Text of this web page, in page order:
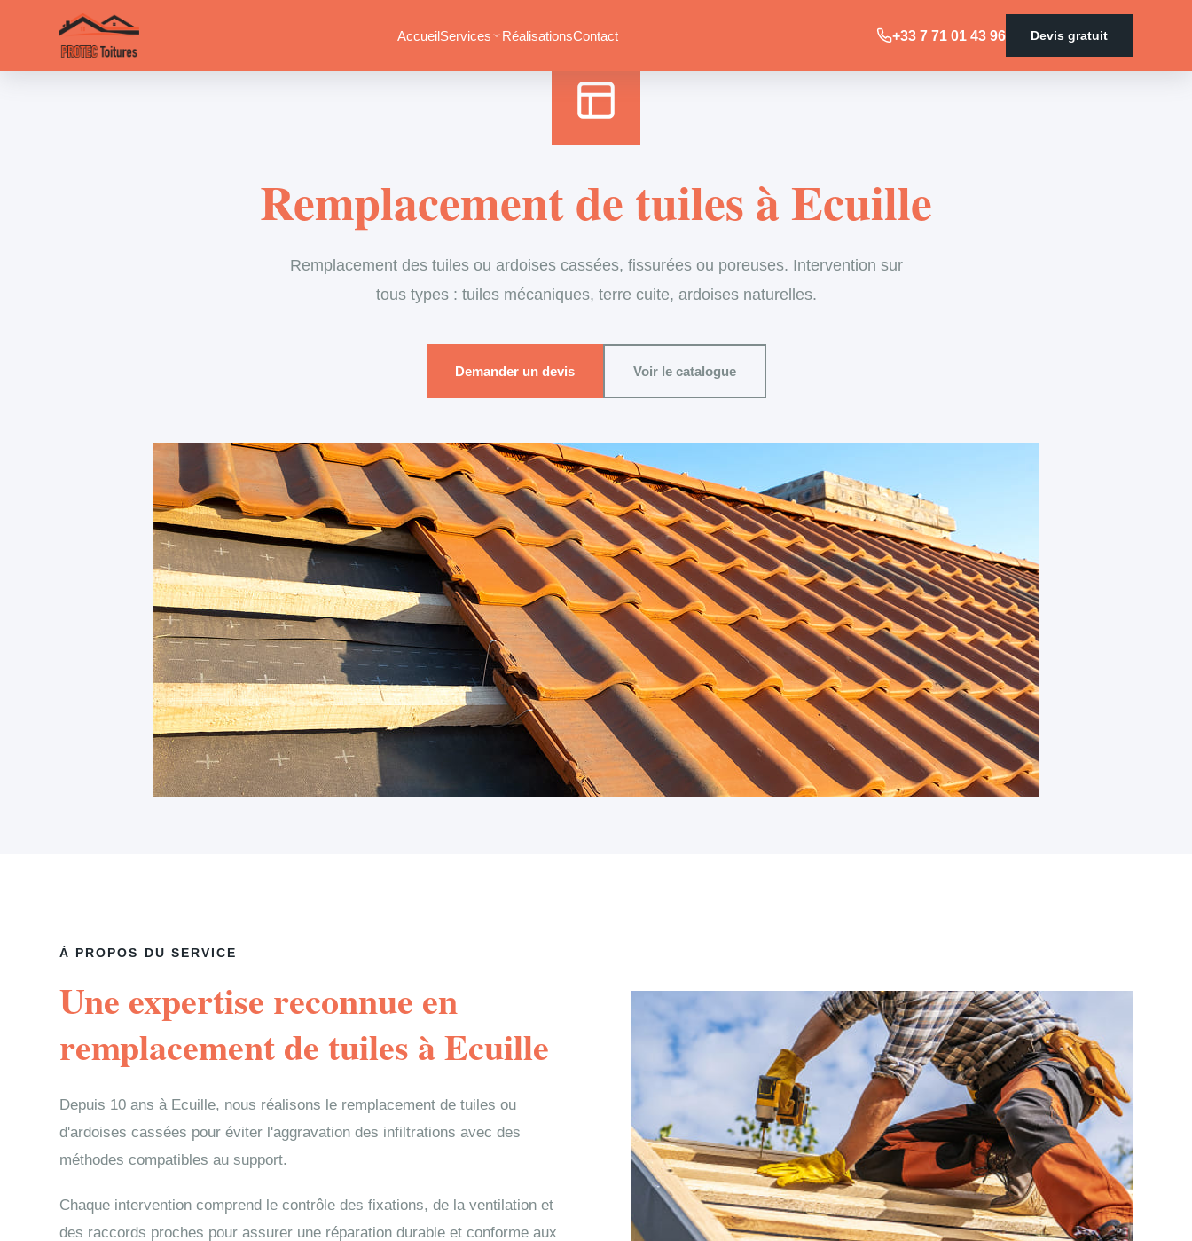
AccueilServices RéalisationsContact +33 7 71 01 43 96 Devis gratuit
Remplacement de tuiles à Ecuille
Remplacement des tuiles ou ardoises cassées, fissurées ou poreuses. Intervention sur
tous types : tuiles mécaniques, terre cuite, ardoises naturelles.
Demander un devis Voir le catalogue
À PROPOS DU SERVICE
Une expertise reconnue en
remplacement de tuiles à Ecuille
Depuis 10 ans à Ecuille, nous réalisons le remplacement de tuiles ou
d'ardoises cassées pour éviter l'aggravation des infiltrations avec des
méthodes compatibles au support.
Chaque intervention comprend le contrôle des fixations, de la ventilation et
des raccords proches pour assurer une réparation durable et conforme aux